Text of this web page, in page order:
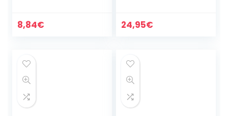
Semillas de
8,84€
Antiedad Mejorada
24,95€